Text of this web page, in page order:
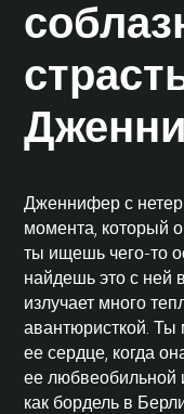
Дженнифер с
момента, который
ты ищешь чего-то
найдешь это с ней
излучает много
авантюристкой. Ты
ее сердце, когда
ее любвеобильной
как бордель в